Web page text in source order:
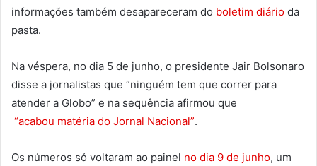
informações também desapareceram do boletim diário da
pasta.
Na véspera, no dia 5 de junho, o presidente Jair Bolsonaro
disse a jornalistas que “ninguém tem que correr para
atender a Globo” e na sequência afirmou que
“acabou matéria do Jornal Nacional”.
Os números só voltaram ao painel no dia 9 de junho, um